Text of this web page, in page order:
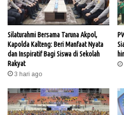
Silaturahmi Bersama Taruna Akpol,
Kapolda Kalteng: Beri Manfaat Nyata
dan Inspiratif Bagi Siswa di Sekolah
Rakyat
3 hari ago